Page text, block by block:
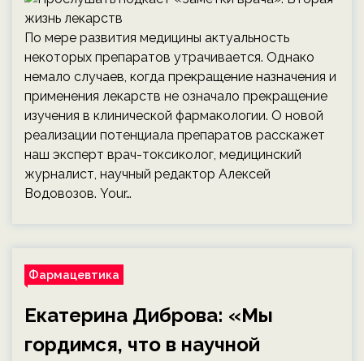
По мере развития медицины актуальность
некоторых препаратов утрачивается. Однако
немало случаев, когда прекращение назначения и
применения лекарств не означало прекращение
изучения в клинической фармакологии. О новой
реализации потенциала препаратов расскажет
наш эксперт врач-токсиколог, медицинский
журналист, научный редактор Алексей
Водовозов. Your…
Фармацевтика
Екатерина Диброва: «Мы
гордимся, что в научной